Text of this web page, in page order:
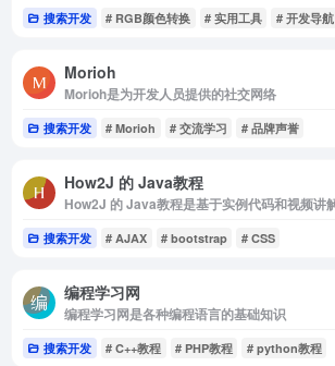
搜索开发 # RGB颜色转换 # 实用工具 # 开发导航
Morioh
Morioh是为开发人员提供的社交网络
搜索开发 # Morioh # 交流学习 # 品牌声誉
How2J 的 Java教程
搜索开发 # AJAX # bootstrap # CSS
编程学习网
编程学习网是各种编程语言的基础知识
搜索开发 # C++教程 # PHP教程 # python教程